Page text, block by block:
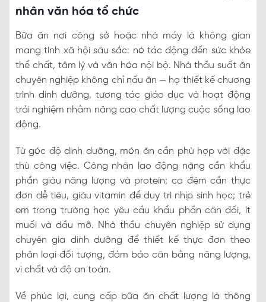
nhân văn hóa tổ chức
Bữa ăn nơi công sở hoặc nhà máy là không gian
mang tính xã hội sâu sắc: nó tác động đến sức khỏe
thể chất, tâm lý và văn hóa nội bộ. Nhà thầu suất ăn
chuyên nghiệp không chỉ nấu ăn — họ thiết kế chương
trình dinh dưỡng, tương tác giáo dục và hoạt động
trải nghiệm nhằm nâng cao chất lượng cuộc sống lao
động.
Từ góc độ dinh dưỡng, món ăn cần phù hợp với đặc
thù công việc. Công nhân lao động nặng cần khẩu
phần giàu năng lượng và protein; ca đêm cần thực
đơn dễ tiêu, giàu vitamin để duy trì nhịp sinh học; trẻ
em trong trường học yêu cầu khẩu phần cân đối, ít
muối và dầu mỡ. Nhà thầu chuyên nghiệp sử dụng
chuyên gia dinh dưỡng để thiết kế thực đơn theo
phân loại đối tượng, đảm bảo cân bằng năng lượng,
vi chất và độ an toàn.
Về phúc lợi, cung cấp bữa ăn chất lượng là thông